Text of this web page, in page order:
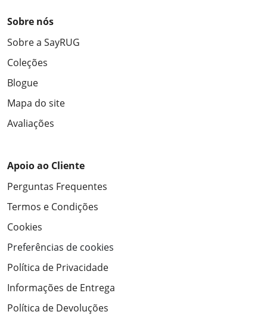
Sobre nós
Sobre a SayRUG
Coleções
Blogue
Mapa do site
Avaliações
Apoio ao Cliente
Perguntas Frequentes
Termos e Condições
Cookies
Preferências de cookies
Política de Privacidade
Informações de Entrega
Política de Devoluções